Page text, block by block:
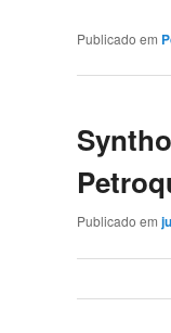
Publicado em
Publicado em